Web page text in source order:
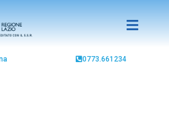
0773.661234